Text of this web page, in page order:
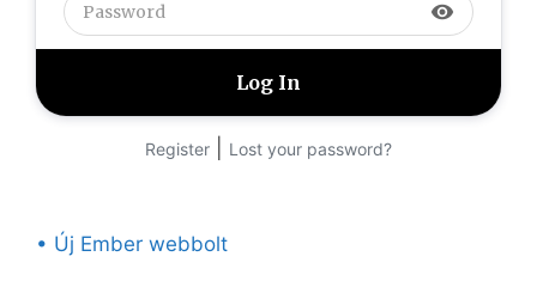
visibility
Register Lost your password?
• Új Ember webbolt